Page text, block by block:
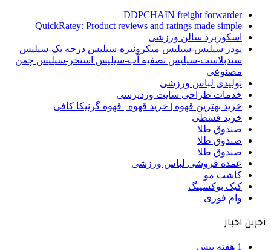
DDPCHAIN freight forwarder
QuickRatey: Product reviews and ratings made simple
اسکوربرد سالن ورزشی
پودر سیلیس-سیلیس میکرونیزه-سیلیس درجه یک-سیلیس
سندبلاست-سیلیس تصفیه آب-سیلیس استخر-سیلیس چمن
مصنوعی
تولیدی لباس ورزشی
خدمات طراحی سایت وردپرسی
خرید بهترین قهوه | خرید قهوه | قهوه گرنیکا کافی
خرید قسطی
صندوق طلا
صندوق طلا
صندوق طلا
عمده فروشی لباس ورزشی
کاشت مو
کیک بوکسینگ
وام فوری
آخرین اخبار
1 هفته پیش